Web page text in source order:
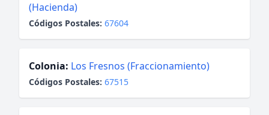
(Hacienda)
Códigos Postales: 67604
Colonia: Los Fresnos (Fraccionamiento)
Códigos Postales: 67515